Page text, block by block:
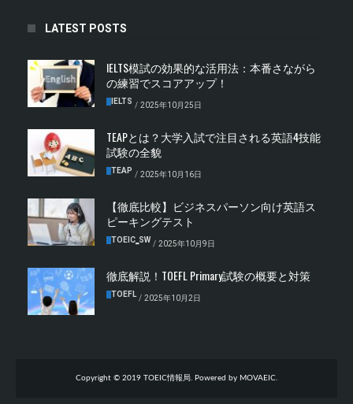
LATEST POSTS
IELTS模試の効果的な活用法：本番さながら
の練習でスコアアップ！
IELTS / 2025年10月25日
TEAPとは？大学入試で注目される英語4技能
試験の全貌
TEAP / 2025年10月16日
【徹底比較】ビジネスパーソン向け英語ス
ピーキングテスト
TOEIC‗SW / 2025年10月9日
徹底解説！TOEFL Primary試験の概要と対策
TOEFL / 2025年10月2日
Copyright © 2019 TOEIC情報局. Powered by MOVAEIC.